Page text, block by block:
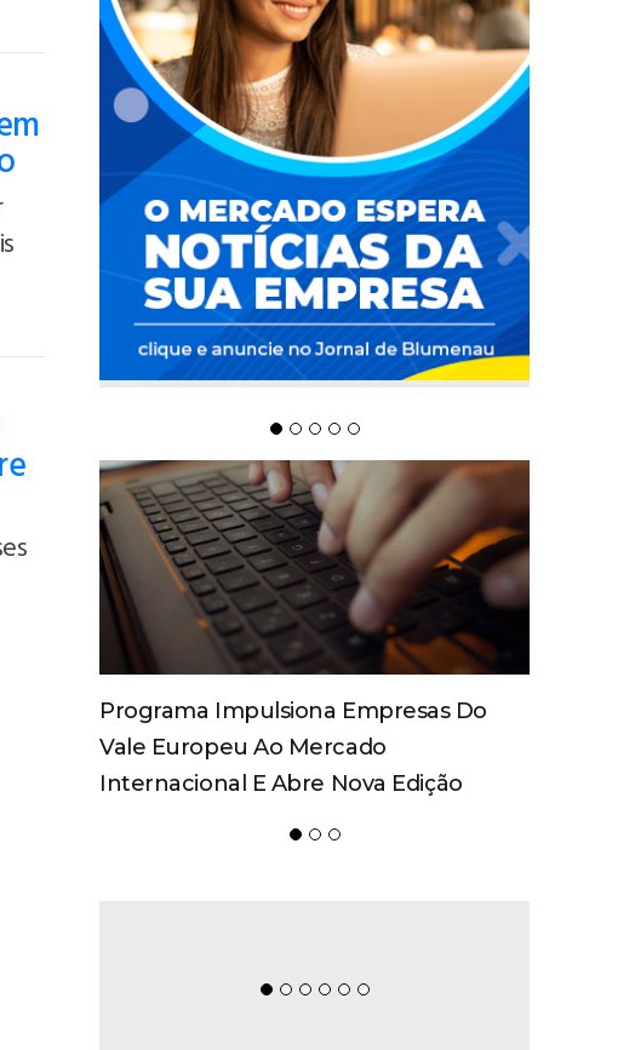
Spaten Tisch Chega À Oktoberfest De
Blumenau Para Celebrar O Ritual Da
Cerveja E Dos Encontros